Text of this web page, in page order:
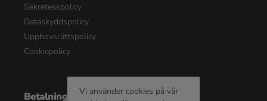
Sekretesspolicy
Dataskyddspolicy
Upphovsrättspolicy
Cookiepolicy
BetalningsalternativVi använder cookies på vår